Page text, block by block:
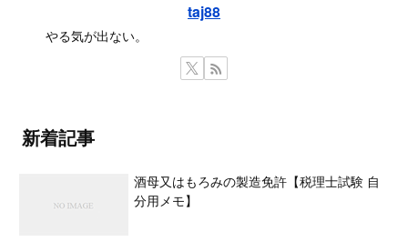
taj88
やる気が出ない。
新着記事
酒母又はもろみの製造免許【税理士試験 自
分用メモ】